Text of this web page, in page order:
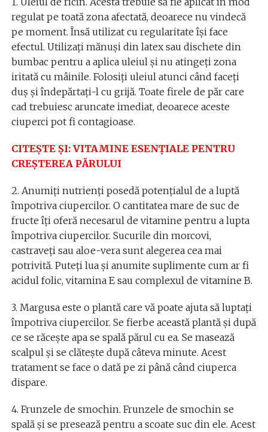
regulat pe toată zona afectată, deoarece nu vindecă
pe moment. Însă utilizat cu regularitate își face
efectul. Utilizați mănuși din latex sau dischete din
bumbac pentru a aplica uleiul și nu atingeți zona
iritată cu mâinile. Folosiți uleiul atunci când faceți
duș și îndepărtați-l cu grijă. Toate firele de păr care
cad trebuiesc aruncate imediat, deoarece aceste
ciuperci pot fi contagioase.
CITEȘTE ȘI: VITAMINE ESENȚIALE PENTRU
CREȘTEREA PĂRULUI
2. Anumiți nutrienți posedă potențialul de a luptă
împotriva ciupercilor. O cantitatea mare de suc de
fructe îți oferă necesarul de vitamine pentru a lupta
împotriva ciupercilor. Sucurile din morcovi,
castraveți sau aloe-vera sunt alegerea cea mai
potrivită. Puteți lua și anumite suplimente cum ar fi
acidul folic, vitamina E sau complexul de vitamine B.
3. Margusa este o plantă care vă poate ajuta să luptați
împotriva ciupercilor. Se fierbe această plantă și după
ce se răcește apa se spală părul cu ea. Se masează
scalpul și se clătește după câteva minute. Acest
tratament se face o dată pe zi până când ciuperca
dispare.
4. Frunzele de smochin. Frunzele de smochin se
spală și se presează pentru a scoate suc din ele. Acest